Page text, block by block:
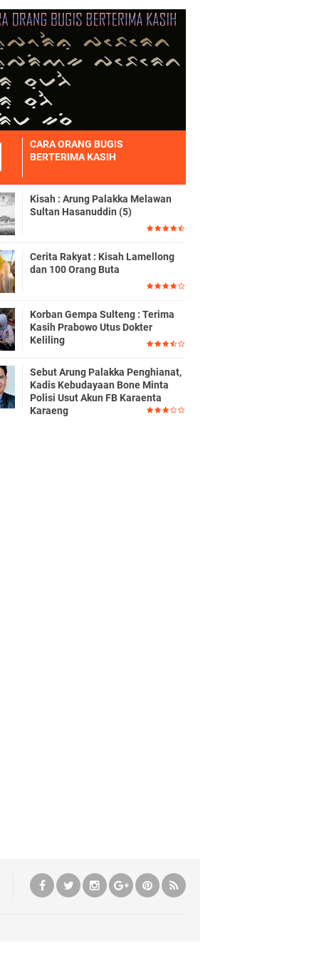
CARA ORANG BUGIS
BERTERIMA KASIH
Kisah : Arung Palakka Melawan
Sultan Hasanuddin (5)
Cerita Rakyat : Kisah Lamellong
dan 100 Orang Buta
Korban Gempa Sulteng : Terima
Kasih Prabowo Utus Dokter
Keliling
Sebut Arung Palakka Penghianat,
Kadis Kebudayaan Bone Minta
Polisi Usut Akun FB Karaenta
Karaeng